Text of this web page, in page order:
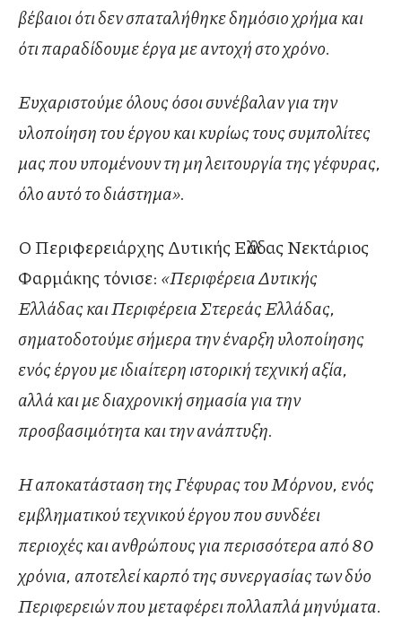
βέβαιοι ότι δεν σπαταλήθηκε δημόσιο χρήμα και
ότι παραδίδουμε έργα με αντοχή στο χρόνο.
Ευχαριστούμε όλους όσοι συνέβαλαν για την
υλοποίηση του έργου και κυρίως τους συμπολίτες
μας που υπομένουν τη μη λειτουργία της γέφυρας,
όλο αυτό το διάστημα».
Ο Περιφερειάρχης Δυτικής Ελλάδας Νεκτάριος
Φαρμάκης τόνισε: «Περιφέρεια Δυτικής
Ελλάδας και Περιφέρεια Στερεάς Ελλάδας,
σηματοδοτούμε σήμερα την έναρξη υλοποίησης
ενός έργου με ιδιαίτερη ιστορική τεχνική αξία,
αλλά και με διαχρονική σημασία για την
προσβασιμότητα και την ανάπτυξη.
Η αποκατάσταση της Γέφυρας του Μόρνου, ενός
εμβληματικού τεχνικού έργου που συνδέει
περιοχές και ανθρώπους για περισσότερα από 80
χρόνια, αποτελεί καρπό της συνεργασίας των δύο
Περιφερειών που μεταφέρει πολλαπλά μηνύματα.